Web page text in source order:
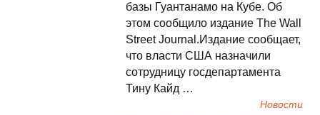
базы Гуантанамо на Кубе. Об
этом сообщило издание The Wall
Street Journal.Издание сообщает,
что власти США назначили
сотрудницу госдепартамента
Тину Кайд …
Новости